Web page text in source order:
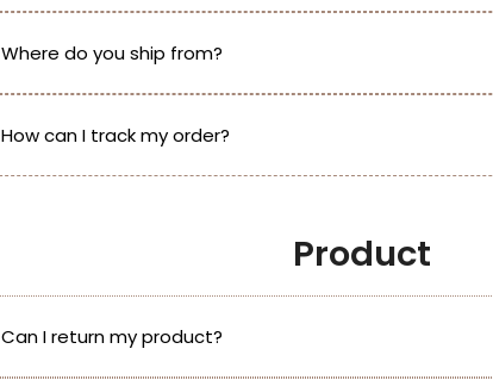
Where do you ship from?
How can I track my order?
Product
Can I return my product?